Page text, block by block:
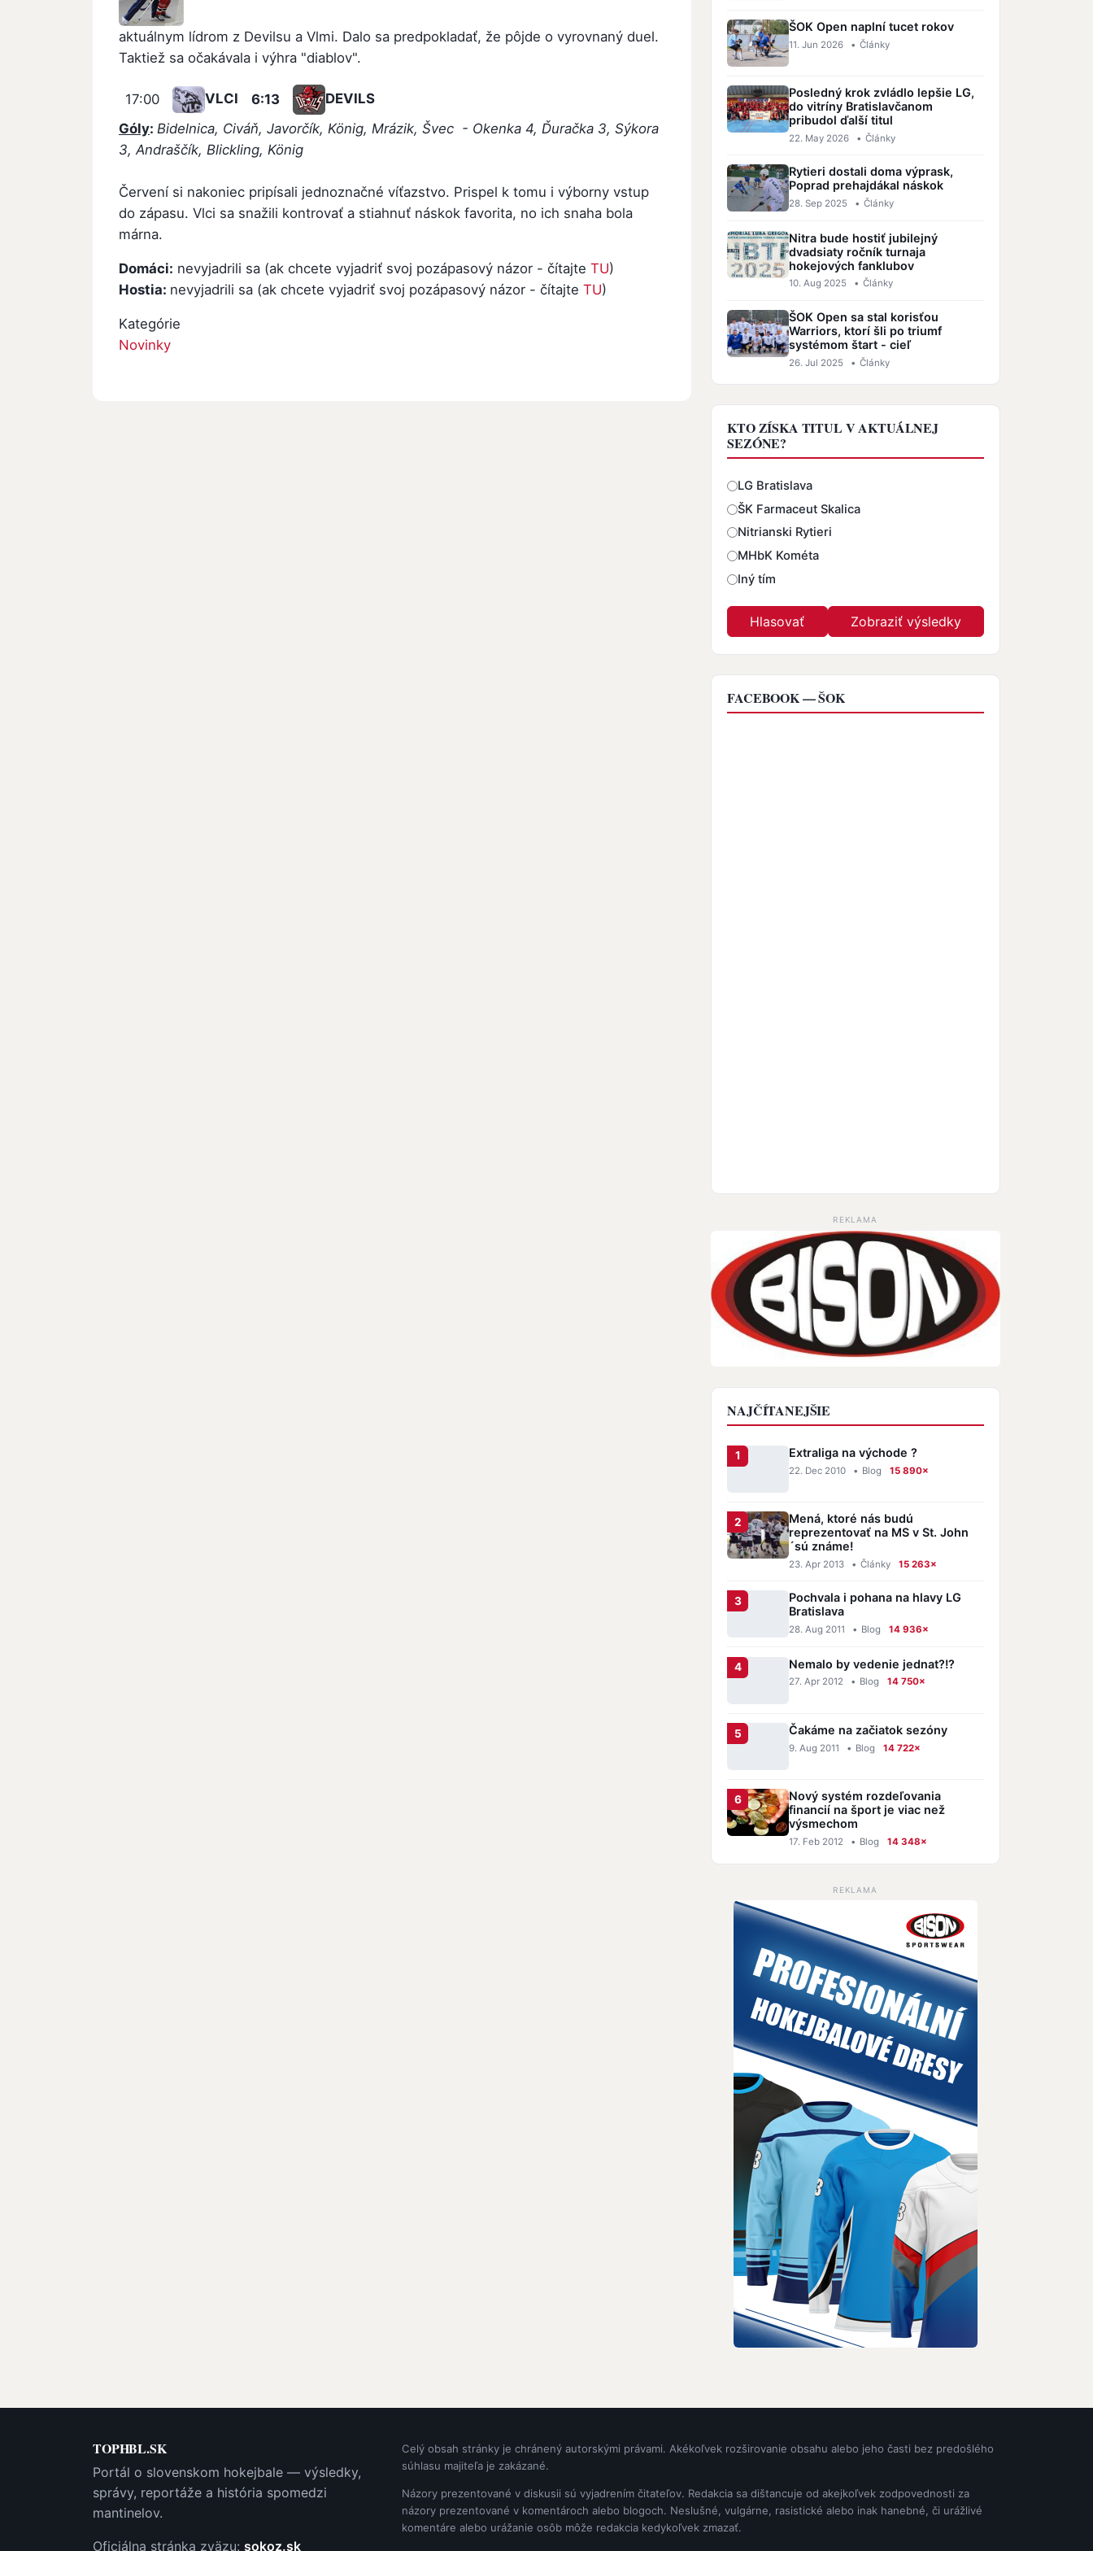
aktuálnym lídrom z Devilsu a Vlmi. Dalo sa predpokladať, že pôjde o vyrovnaný duel.
Taktiež sa očakávala i výhra "diablov".
17:00 VLCI 6:13
DEVILS
Góly: Bidelnica, Civáň, Javorčík, König, Mrázik, Švec - Okenka 4, Ďuračka 3, Sýkora
3, Andraščík, Blickling, König
Červení si nakoniec pripísali jednoznačné víťazstvo. Prispel k tomu i výborny vstup
do zápasu. Vlci sa snažili kontrovať a stiahnuť náskok favorita, no ich snaha bola
márna.
Domáci: nevyjadrili sa (ak chcete vyjadriť svoj pozápasový názor - čítajte TU)
Hostia: nevyjadrili sa (ak chcete vyjadriť svoj pozápasový názor - čítajte TU)
Kategórie
Novinky
ŠOK Open naplní tucet rokov
11. Jun 2026 • Články
Posledný krok zvládlo lepšie LG,
do vitríny Bratislavčanom
pribudol ďalší titul
22. May 2026 • Články
Rytieri dostali doma výprask,
Poprad prehajdákal náskok
28. Sep 2025 • Články
Nitra bude hostiť jubilejný
dvadsiaty ročník turnaja
hokejových fanklubov
10. Aug 2025 • Články
ŠOK Open sa stal korisťou
Warriors, ktorí šli po triumf
systémom štart - cieľ
26. Jul 2025 • Články
KTO ZÍSKA TITUL V AKTUÁLNEJ
SEZÓNE?
Odpovede
LG Bratislava
ŠK Farmaceut Skalica
Nitrianski Rytieri
MHbK Kométa
Iný tím
FACEBOOK — ŠOK
REKLAMA
NAJČÍTANEJŠIE
Extraliga na východe ?
22. Dec 2010 • Blog 15 890×
Mená, ktoré nás budú
reprezentovať na MS v St. John
´sú známe!
23. Apr 2013 • Články 15 263×
Pochvala i pohana na hlavy LG
Bratislava
28. Aug 2011 • Blog 14 936×
Nemalo by vedenie jednat?!?
27. Apr 2012 • Blog 14 750×
Čakáme na začiatok sezóny
9. Aug 2011 • Blog 14 722×
Nový systém rozdeľovania
financií na šport je viac než
výsmechom
17. Feb 2012 • Blog 14 348×
REKLAMA
TOPHBL.SK
Portál o slovenskom hokejbale — výsledky,
správy, reportáže a história spomedzi
mantinelov.
Oficiálna stránka zväzu: sokoz.sk
Celý obsah stránky je chránený autorskými právami. Akékoľvek rozširovanie obsahu alebo jeho časti bez predošlého
súhlasu majiteľa je zakázané.
Názory prezentované v diskusii sú vyjadrením čitateľov. Redakcia sa dištancuje od akejkoľvek zodpovednosti za
názory prezentované v komentároch alebo blogoch. Neslušné, vulgárne, rasistické alebo inak hanebné, či urážlivé
komentáre alebo urážanie osôb môže redakcia kedykoľvek zmazať.